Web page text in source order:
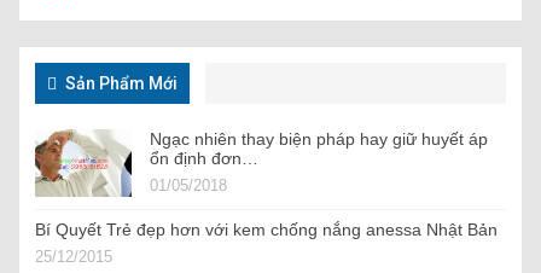
Sản Phẩm Mới
Ngạc nhiên thay biện pháp hay giữ huyết áp
ổn định đơn…
01/05/2018
Bí Quyết Trẻ đẹp hơn với kem chống nắng anessa Nhật Bản
25/12/2015